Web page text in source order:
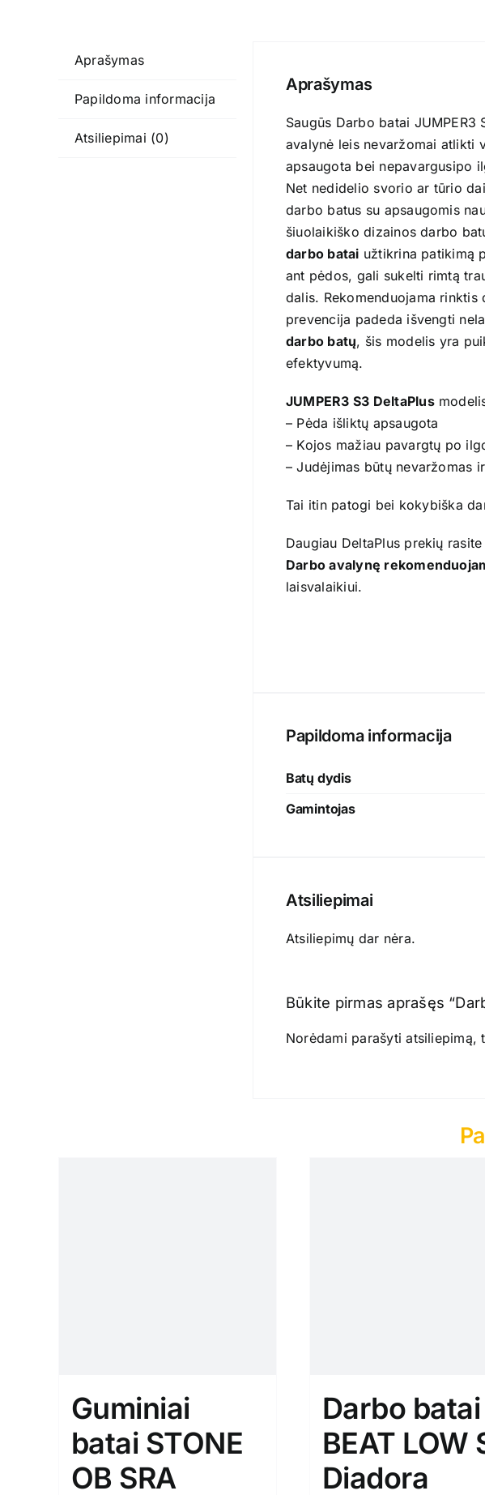
Aprašymas
Papildoma informacija
Atsiliepimai (0)
Aprašymas
Saugūs Darbo batai
avalynė leis nevaržomai atlikti
apsaugota bei nepavargusipo
Net nedidelio svorio ar tūrio
darbo batus su apsaugomis
šiuolaikiško dizainos darbo
darbo batai užtikrina patikimą
ant pėdos, gali sukelti rimtą
dalis. Rekomenduojama
prevencija padeda išvengti
darbo batų, šis modelis yra
efektyvumą.
JUMPER3 S3 DeltaPlus
– Pėda išliktų apsaugota
– Kojos mažiau pavargtų po
– Judėjimas būtų nevaržomas
Tai itin patogi bei kokybiška
Daugiau DeltaPlus prekių rasite
Darbo avalynę
laisvalaikiui.
Papildoma informacija
Batų dydis
Gamintojas
Atsiliepimai
Atsiliepimų dar nėra.
Būkite pirmas aprašęs
Norėdami parašyti atsiliepimą,
Guminiai
batai STONE
OB SRA
Darbo batai
BEAT LOW
Diadora